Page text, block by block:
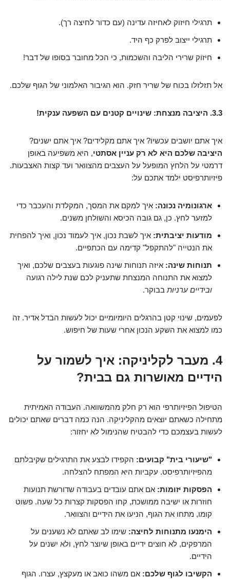
תרגילי חיזוק לאחיזה עדינה (עם כדור לחיצה רך).
תרגילי ייצוב לפרק כף היד.
חיזוק שרירי הליבה והשכמות, כי הכל מחובר בסופו של דבר!
אל תזלזלו בכוח של שריר חזק. הוא הגיבור האלמוני של הגוף שלכם.
3.3. היציבה מנצחת: שינויים קטנים עם השפעה ענקית!
איך אתם יושבים עכשיו? איך אתם מקלידים? איך אתם ישנים?
היציבה שלכם היא לא רק עניין אסתטי, היא משפיעה באופן
דרמטי על הלחץ המופעל על העצבים מהצוואר ועד קצות האצבעות.
פיזיותרפיסט ילמד אתכם על:
ארגונומיה נכונה: איך למקם את המסך, המקלדת והעכבר כדי
למזער לחץ. כן, גם גובה הכיסא והשולחן משנים.
מודעות יציבתית: איך לשבת נכון, איך לעמוד נכון, ואיך להפחית
את הנטייה "להתקפל" קדימה עם הכתפיים.
תנוחות שינה: איזה תנוחות שינה פוגעות בעצבים שלכם, ואיך
למצוא את התנוחה המנצחת שתעניק לכם שנת לילה רגועה
ובידיים ערניות בבוקר.
לפעמים, שינוי קטן בהרגלים היומיומיים יכול לעשות הבדל אדיר. זה
כמו למצוא את השקע הנכון אחרי שעות של חיפוש.
4. מעבר לקליניקה: איך לשמור על
הידיים מאושרות גם בבית?
הטיפול הפיזיותרפי הוא רק חלק מהמשוואה. העבודה האמיתית
מתחילה כשאתם יוצאים מהקליניקה. הנה כמה דברים שאתם יכולים
לעשות בעצמכם כדי להבטיח שהנימול לא יחזור:
"שיעורי בית" קבועים: הקפידו לבצע את התרגילים שקיבלתם
מהפיזיותרפיסט. עקביות היא המפתח להצלחה.
הפסקות יזומות: אם אתם עובדים בעבודה שדורשת תנועות
חוזרות או ישיבה ממושכת, קחו הפסקות קצרות כל שעה. פשוט
קומו, מתחו את הגוף, הניעו את הידיים והצוואר.
הימנעו מתנוחות לחיצה: שימו לב שאתם לא נשענים על
המרפקים, לא חוצים ידיים באופן שיוצר לחץ, ולא ישנים על
הידיים.
הקשיבו לגוף שלכם: אם משהו כואב או מעקצץ, עצרו. הגוף